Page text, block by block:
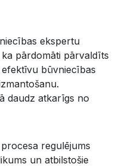
ekspertu
pārdomāti pārvaldīts
būvniecības
daudz atkarīgs no
regulējums
un atbilstošie